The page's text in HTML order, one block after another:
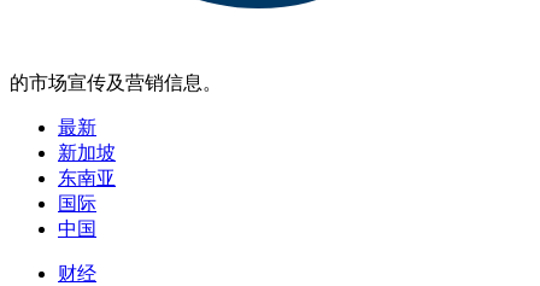
的市场宣传及营销信息。
最新
新加坡
东南亚
国际
中国
财经